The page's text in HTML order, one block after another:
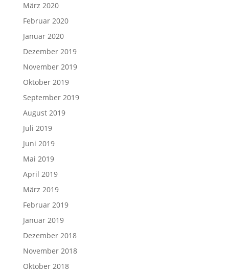
März 2020
Februar 2020
Januar 2020
Dezember 2019
November 2019
Oktober 2019
September 2019
August 2019
Juli 2019
Juni 2019
Mai 2019
April 2019
März 2019
Februar 2019
Januar 2019
Dezember 2018
November 2018
Oktober 2018